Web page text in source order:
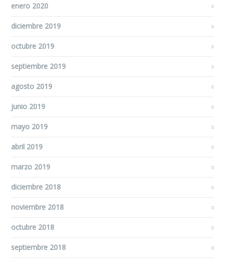
enero 2020
diciembre 2019
octubre 2019
septiembre 2019
agosto 2019
junio 2019
mayo 2019
abril 2019
marzo 2019
diciembre 2018
noviembre 2018
octubre 2018
septiembre 2018